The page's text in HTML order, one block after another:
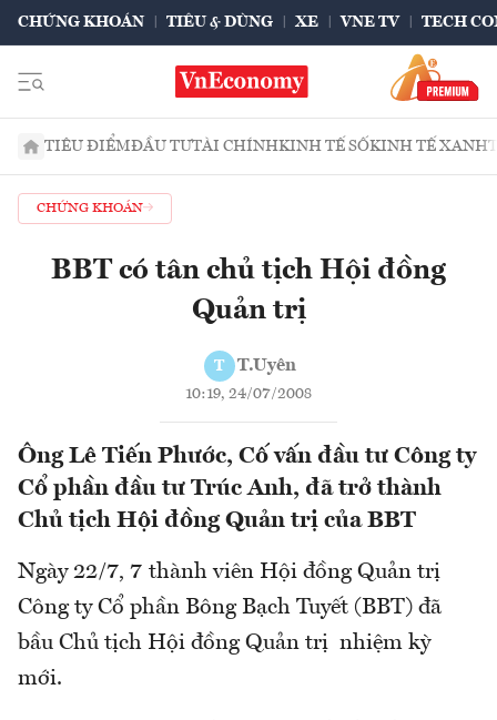
CHỨNG KHOÁN TIÊU & DÙNG XE VNE TV TECH
TIÊU ĐIỂMĐẦU TƯTÀI CHÍNHKINH TẾ SỐKINH TẾ XANH
CHỨNG KHOÁN
BBT có tân chủ tịch Hội đồng
Quản trị
T T.Uyên
10:19, 24/07/2008
Ông Lê Tiến Phước, Cố vấn đầu tư Công ty
Cổ phần đầu tư Trúc Anh, đã trở thành
Chủ tịch Hội đồng Quản trị của BBT
Ngày 22/7, 7 thành viên Hội đồng Quản trị
Công ty Cổ phần Bông Bạch Tuyết (BBT) đã
bầu Chủ tịch Hội đồng Quản trị nhiệm kỳ
mới.